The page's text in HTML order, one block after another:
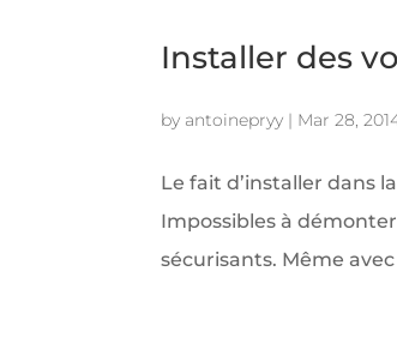
Installer des
by antoinepryy | Mar 28,
Le fait d’installer dans
Impossibles à
sécurisants. Même